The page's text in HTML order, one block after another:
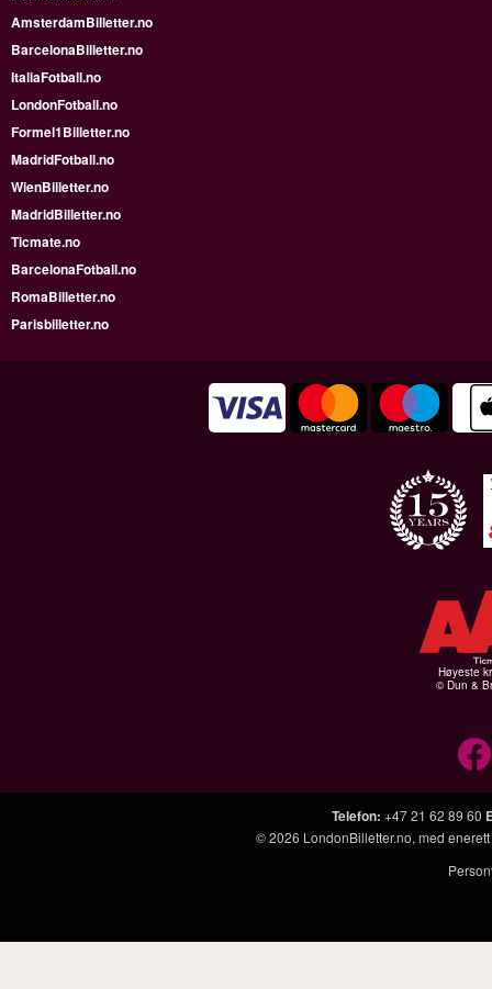
AmsterdamBilletter.no
BarcelonaBilletter.no
ItaliaFotball.no
LondonFotball.no
Formel1Billetter.no
MadridFotball.no
WienBilletter.no
MadridBilletter.no
Ticmate.no
BarcelonaFotball.no
RomaBilletter.no
Parisbilletter.no
Høyeste
© Dun &
Telefon: +47 21 62 89 60
© 2026 LondonBilletter.no, med